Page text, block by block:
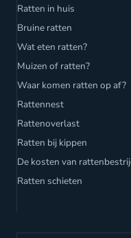
Ratten in huis
Bruine ratten
Wat eten ratten?
Muizen of ratten?
Waar komen ratten op af?
Rattennest
Rattenoverlast
Ratten bij kippen
De kosten van
Ratten schieten